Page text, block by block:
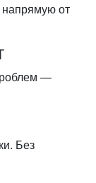
напрямую от
—
Без